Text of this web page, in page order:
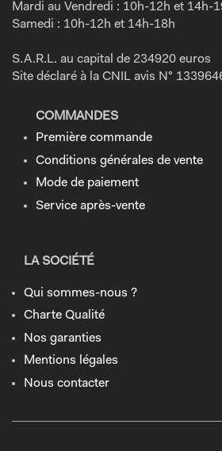
Mardi au Vendredi : 10h-12h et 14h-
Samedi : 10h-12h et 14h-18h
S.A.R.L. au capital de 234920 euros
Site déclaré à la CNIL avis N°
COMMANDES
Première commande
Conditions générales de vente
Mode de paiement
Service après-vente
LA SOCIÉTÉ
Qui sommes-nous ?
Charte Qualité
Nos garanties
Mentions légales
Nous contacter